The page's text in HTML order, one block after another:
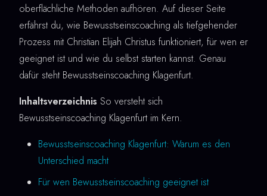
oberflächliche Methoden aufhören. Auf dieser Seite
erfährst du, wie Bewusstseinscoaching als tiefgehender
Prozess mit Christian Elijah Christus funktioniert, für wen er
geeignet ist und wie du selbst starten kannst. Genau
dafür steht Bewusstseinscoaching Klagenfurt.
Inhaltsverzeichnis So versteht sich
Bewusstseinscoaching Klagenfurt im Kern.
Bewusstseinscoaching Klagenfurt: Warum es den
Unterschied macht
Für wen Bewusstseinscoaching geeignet ist